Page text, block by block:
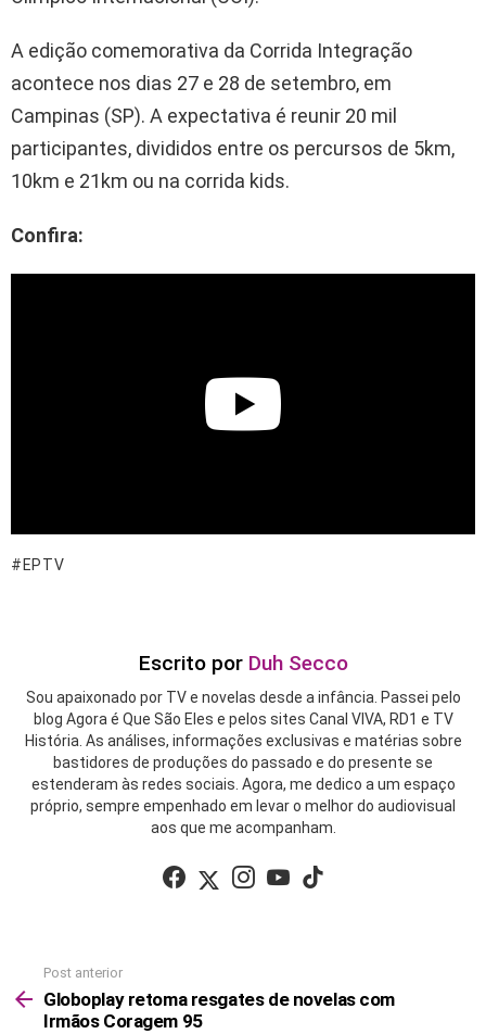
A edição comemorativa da Corrida Integração
acontece nos dias 27 e 28 de setembro, em
Campinas (SP). A expectativa é reunir 20 mil
participantes, divididos entre os percursos de 5km,
10km e 21km ou na corrida kids.
Confira:
EPTV
Escrito por Duh Secco
Sou apaixonado por TV e novelas desde a infância. Passei pelo
blog Agora é Que São Eles e pelos sites Canal VIVA, RD1 e TV
História. As análises, informações exclusivas e matérias sobre
bastidores de produções do passado e do presente se
estenderam às redes sociais. Agora, me dedico a um espaço
próprio, sempre empenhado em levar o melhor do audiovisual
aos que me acompanham.
facebooktwitterinstagramyoutube
more
Post anterior
Globoplay retoma resgates de novelas com
Irmãos Coragem 95